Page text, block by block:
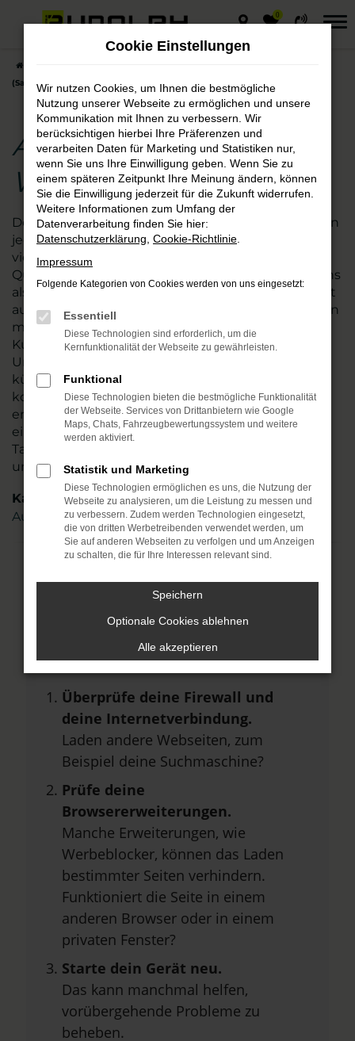
Zum
0
(Saale)
Audi SQ8 – die gute
Wahl für Halle (Saale)
Der Audi SQ8 passt ebenso nach Halle (Saale) wie in
jede andere Stadt. Kaum ein anderes Modell ist so
vielseitig und besticht zudem durch exzellente
Qualität. Wir vom Autohaus Rudolph verstehen uns
als Experten für die Fahrzeuge von Audi und damit
auch den SQ8. Seit vielen Jahren sind wir zudem an
mehreren nah gelegenen Standorten für
Kundinnen und Kunden aus Halle (Saale) und
Umgebung tätig. Mehr als 110 Mitarbeitende
kümmern sich um Ihre Belange und beraten
kompetent und stets individuell. Sie allein
entscheiden, ob Ihr Audi SQ8 ein Neuwagen oder
ein Gebrauchter sein soll und auch
Tageszulassungen oder Jahreswagen zählen zu
unserem Portfolio. Steigen Sie ein.
Kategorie
Audi SQ8 Gebrauchtwagen Halle (Saale)
Fehler: Network Error
Beim Laden ist ein Fehler aufgetreten.
Hier sind ein paar Tipps, die dir helfen
können:
Überprüfe deine Firewall und
deine Internetverbindung.
Laden andere Webseiten, zum
Beispiel deine Suchmaschine?
Prüfe deine
Browsererweiterungen.
Manche Erweiterungen, wie
Werbeblocker, können das Laden
bestimmter Seiten verhindern.
Funktioniert die Seite in einem
anderen Browser oder in einem
privaten Fenster?
Starte dein Gerät neu.
Das kann manchmal helfen,
vorübergehende Probleme zu
beheben.
Cookie Einstellungen
Wir nutzen Cookies, um Ihnen die bestmögliche
Nutzung unserer Webseite zu ermöglichen und unsere
Kommunikation mit Ihnen zu verbessern. Wir
berücksichtigen hierbei Ihre Präferenzen und
verarbeiten Daten für Marketing und Statistiken nur,
wenn Sie uns Ihre Einwilligung geben. Wenn Sie zu
einem späteren Zeitpunkt Ihre Meinung ändern, können
Sie die Einwilligung jederzeit für die Zukunft widerrufen.
Weitere Informationen zum Umfang der
Datenverarbeitung finden Sie hier:
Datenschutzerklärung Cookie-Richtlinie
Impressum
Folgende Kategorien von Cookies werden von uns eingesetzt:
Essentiell
Diese Technologien sind erforderlich, um die
Kernfunktionalität der Webseite zu gewährleisten.
Funktional
Diese Technologien bieten die bestmögliche Funktionalität
der Webseite. Services von Drittanbietern wie Google
Maps, Chats, Fahrzeugbewertungssystem und weitere
werden aktiviert.
Statistik und Marketing
Diese Technologien ermöglichen es uns, die Nutzung der
Webseite zu analysieren, um die Leistung zu messen und
zu verbessern. Zudem werden Technologien eingesetzt,
die von dritten Werbetreibenden verwendet werden, um
Sie auf anderen Webseiten zu verfolgen und um Anzeigen
zu schalten, die für Ihre Interessen relevant sind.
Speichern
Optionale Cookies ablehnen
Alle akzeptieren